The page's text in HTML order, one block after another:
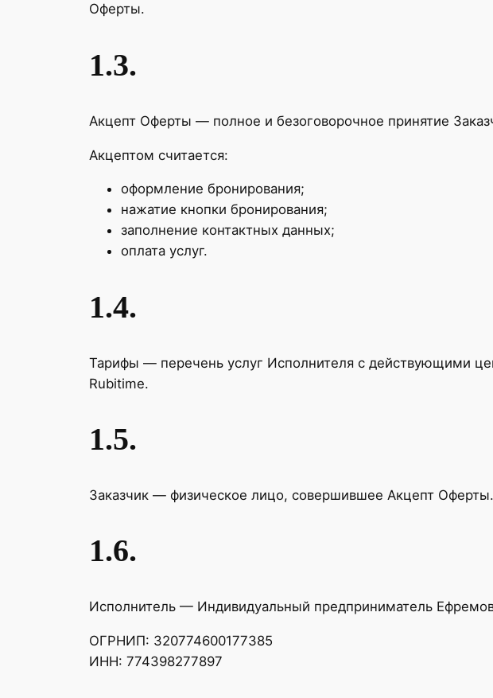
Оферты.
1.3.
Акцепт Оферты — полное и безоговорочное принятие
Акцептом считается:
оформление бронирования;
нажатие кнопки бронирования;
заполнение контактных данных;
оплата услуг.
1.4.
Тарифы — перечень услуг Исполнителя с действующими
Rubitime.
1.5.
Заказчик — физическое лицо, совершившее Акцепт Оферты.
1.6.
Исполнитель — Индивидуальный предприниматель
ОГРНИП: 320774600177385
ИНН: 774398277897